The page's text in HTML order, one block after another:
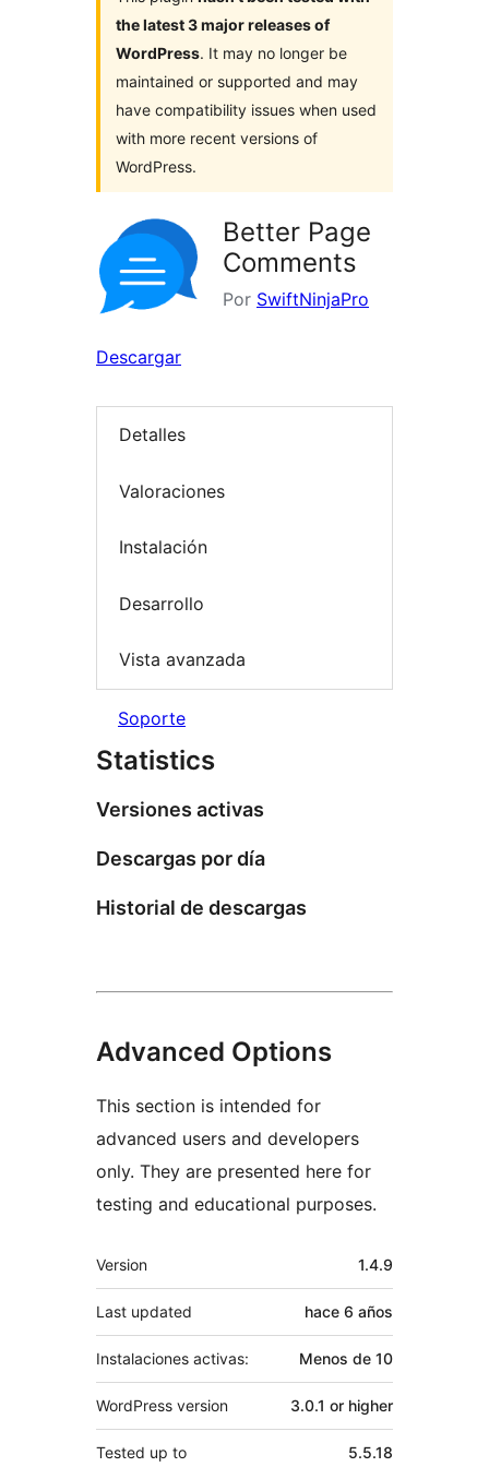
the latest 3 major releases of
WordPress. It may no longer be
maintained or supported and may
have compatibility issues when used
with more recent versions of
WordPress.
Better Page
Comments
Por SwiftNinjaPro
Descargar
Detalles
Valoraciones
Instalación
Desarrollo
Vista avanzada
Soporte
Statistics
Versiones activas
Descargas por día
Historial de descargas
Advanced Options
This section is intended for
advanced users and developers
only. They are presented here for
testing and educational purposes.
Meta
Version 1.4.9
Last updated hace 6 años
Instalaciones activas: Menos de 10
WordPress version 3.0.1 or higher
Tested up to 5.5.18